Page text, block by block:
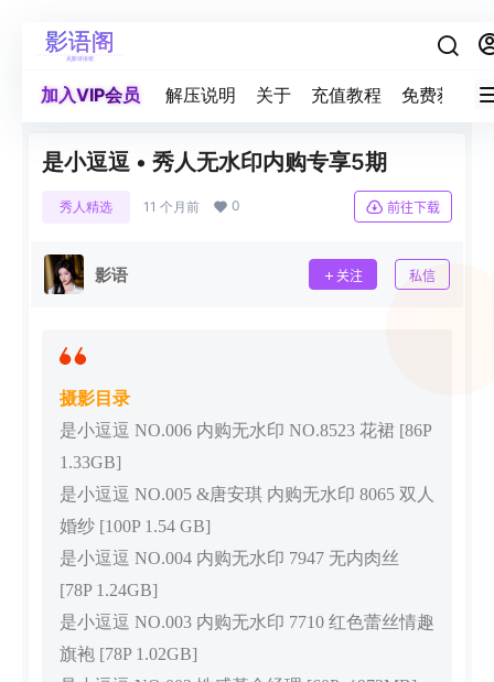
加入VIP会员 解压说明 关于 充值教程 免费获取积
是小逗逗 • 秀人无水印内购专享5期
秀人精选 11 个月前 0 前往下载
影语 关注 私信
摄影目录
是小逗逗 NO.006 内购无水印 NO.8523 花裙 [86P
1.33GB]
是小逗逗 NO.005 &唐安琪 内购无水印 8065 双人
婚纱 [100P 1.54 GB]
是小逗逗 NO.004 内购无水印 7947 无内肉丝
[78P 1.24GB]
是小逗逗 NO.003 内购无水印 7710 红色蕾丝情趣
旗袍 [78P 1.02GB]